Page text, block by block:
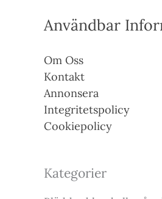
Användbar
Om Oss
Kontakt
Annonsera
Integritetspolicy
Cookiepolicy
Kategorier